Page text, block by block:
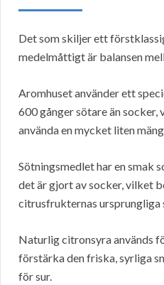
Det som skiljer ett
medelmåttigt är balansen
Aromhuset använder ett
600 gånger sötare än
använda en mycket liten
Sötningsmedlet har en smak
det är gjort av socker, vilket
citrusfrukternas ursprungliga
Naturlig citronsyra används
förstärka den friska, syrliga
för sur.